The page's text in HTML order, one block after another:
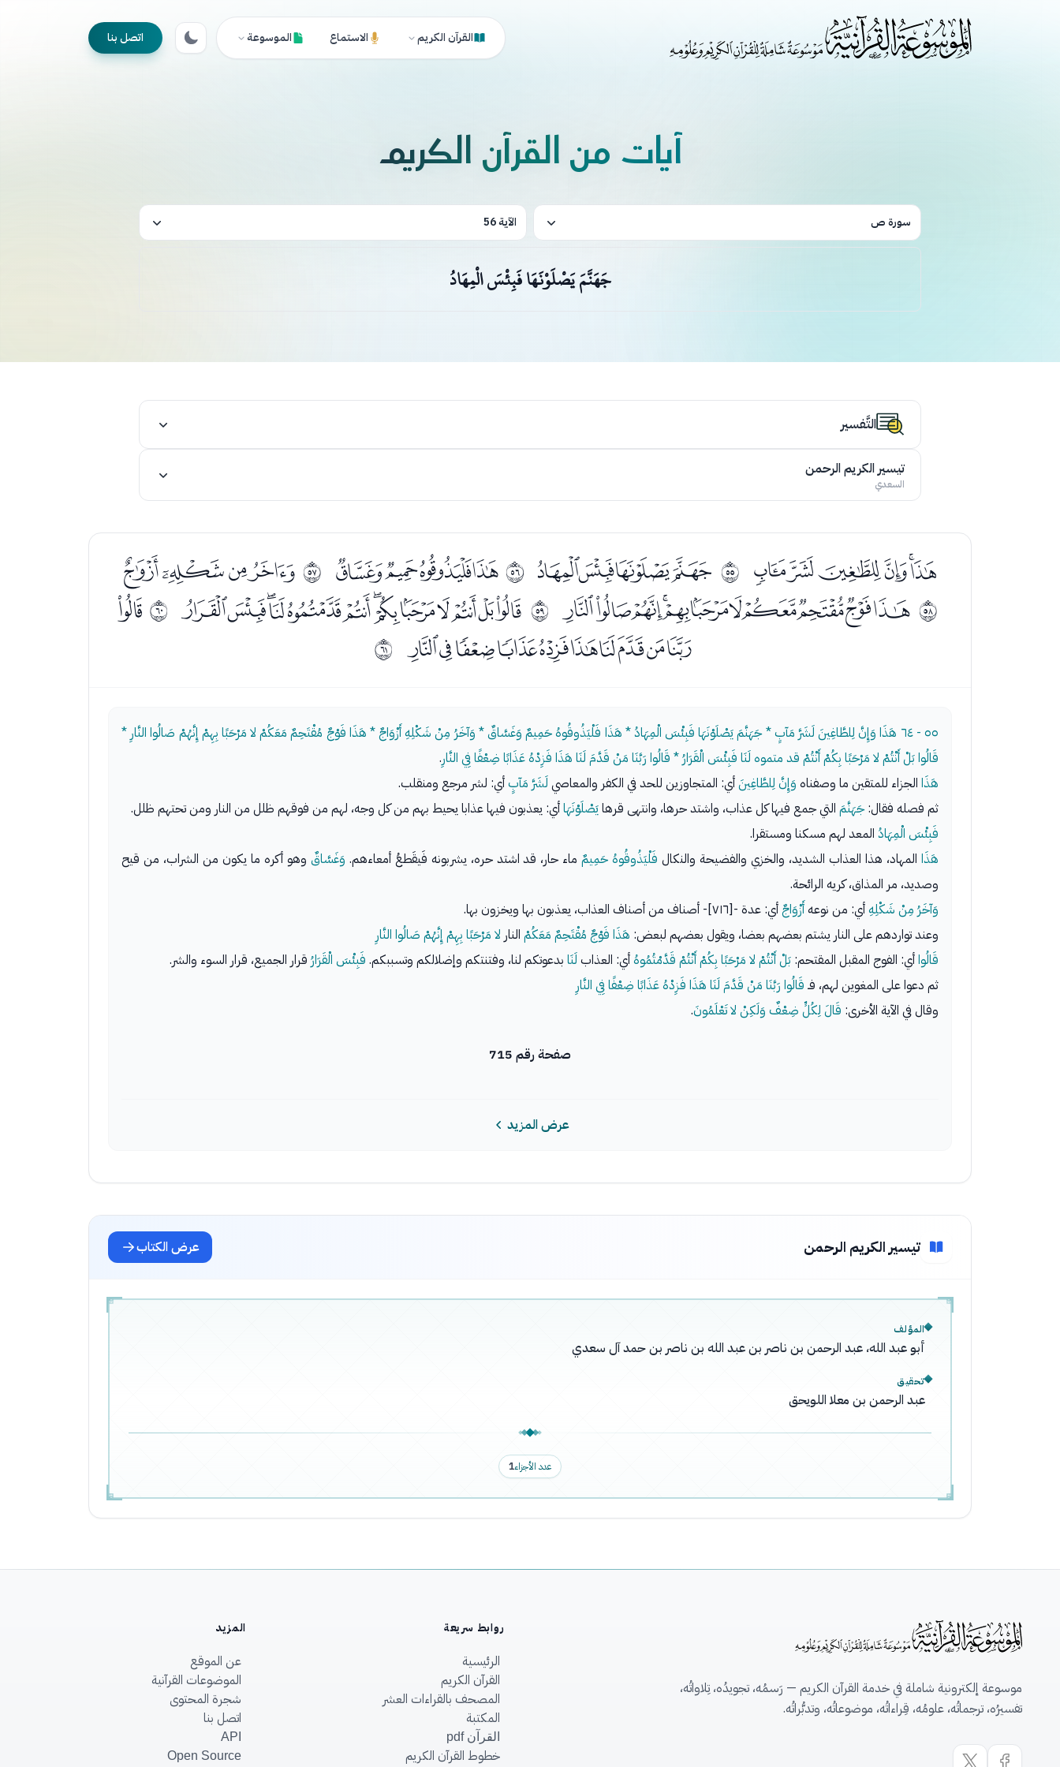
القرآن الكريم الاستماع الموسوعة اتصل بنا
آيات من القرآن الكريم
سورة ص الآية 56
جَهَنَّمَ يَصْلَوْنَهَا فَبِئْسَ الْمِهَادُ
التَّفسير
تيسير الكريم الرحمن
السعدي
ﯗﯘﯙﯚﯛﯜ ﰶ ﯞﯟﯠﯡ ﰷﯣﯤﯥﯦ ﰸ ﯨﯩﯪﯫ
ﰹ ﯭﯮﯯﯰﯱﯲﯳﯴﯵﯶﯷ ﰺ ﯹﯺﯻﯼﯽﯾﯿﰀﰁﰂﰃﰄﰅ ﰻﰇ
ﰈﰉﰊﰋﰌﰍﰎﰏﰐﰑ ﰼ
٥٥ - ٦٤
هَذَا وَإِنَّ لِلطَّاغِينَ لَشَرَّ مَآبٍ * جَهَنَّمَ يَصْلَوْنَهَا فَبِئْسَ الْمِهَادُ * هَذَا فَلْيَذُوقُوهُ حَمِيمٌ وَغَسَّاقٌ * وَآخَرُ مِنْ شَكْلِهِ أَزْوَاجٌ * هَذَا فَوْجٌ مُقْتَحِمٌ مَعَكُمْ لا مَرْحَبًا بِهِمْ إِنَّهُمْ صَالُوا النَّارِ *
قَالُوا بَلْ أَنْتُمْ لا مَرْحَبًا بِكُمْ أَنْتُمْ قد متموه لَنَا فَبِئْسَ الْقَرَارُ * قَالُوا رَبَّنَا مَنْ قَدَّمَ لَنَا هَذَا فَزِدْهُ عَذَابًا ضِعْفًا فِي النَّارِ.
هَذَا الجزاء للمتقين ما وصفناه وَإِنَّ لِلطَّاغِينَأي: المتجاوزين للحد في الكفر والمعاصي لَشَرَّ مَآبٍأي: لشر مرجع ومنقلب.
ثم فصله فقال:جَهَنَّمَ التي جمع فيها كل عذاب، واشتد حرها، وانتهى قرهايَصْلَوْنَهَاأي: يعذبون فيها عذابا يحيط بهم من كل وجه، لهم من فوقهم ظلل من النار ومن تحتهم ظلل.
فَبِئْسَ الْمِهَادُ المعد لهم مسكنا ومستقرا.
هَذَاالمهاد، هذا العذاب الشديد، والخزي والفضيحة والنكال فَلْيَذُوقُوهُ حَمِيمٌماء حار، قد اشتد حره، يشربونه فَيقَطعُ أمعاءهم. وَغَسَّاقٌ وهو أكره ما يكون من الشراب، من قيح
وصديد، مر المذاق، كريه الرائحة.
وَآخَرُ مِنْ شَكْلِهِأي: من نوعه أَزْوَاجٌأي: عدة -[٧١٦]- أصناف من أصناف العذاب، يعذبون بها ويخزون بها.
وعند تواردهم على النار يشتم بعضهم بعضا، ويقول بعضهم لبعض: هَذَا فَوْجٌ مُقْتَحِمٌ مَعَكُمْ النار لا مَرْحَبًا بِهِمْ إِنَّهُمْ صَالُوا النَّارِ
قَالُواأي: الفوج المقبل المقتحم: بَلْ أَنْتُمْ لا مَرْحَبًا بِكُمْ أَنْتُمْ قَدَّمْتُمُوهُأي: العذاب لَنَا بدعوتكم لنا، وفتنتكم وإضلالكم وتسببكم. فَبِئْسَ الْقَرَارُ قرار الجميع، قرار السوء والشر.
ثم دعوا على المغوين لهم، فـ قَالُوا رَبَّنَا مَنْ قَدَّمَ لَنَا هَذَا فَزِدْهُ عَذَابًا ضِعْفًا فِي النَّارِ
وقال في الآية الأخرى: قَالَ لِكُلٍّ ضِعْفٌ وَلَكِنْ لا تَعْلَمُونَ.
صفحة رقم 715
عرض المزيد
تيسير الكريم الرحمن عرض الكتاب
المؤلف
أبو عبد الله، عبد الرحمن بن ناصر بن عبد الله بن ناصر بن حمد آل سعدي
تحقيق
عبد الرحمن بن معلا اللويحق
عدد الأجزاء1
موسوعة إلكترونية شاملة في خدمة القرآن الكريم — رَسمُه، تجويدُه، تِلاواتُه،
تفسيرُه، ترجماتُه، علومُه، قِراءاتُه، موضوعاتُه، وتدبُّراتُه.
روابط سريعة
الرئيسية
القرآن الكريم
المصحف بالقراءات العشر
المكتبة
القرآن pdf
خطوط القرآن الكريم
المزيد
عن الموقع
الموضوعات القرآنية
شجرة المحتوى
اتصل بنا
API
Open Source